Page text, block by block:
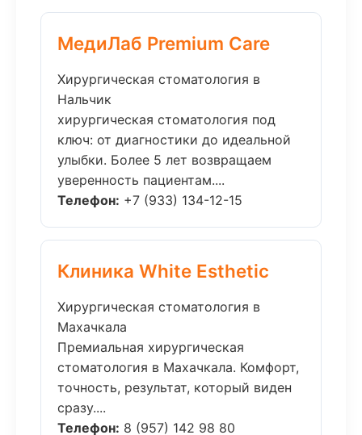
МедиЛаб Premium Care
Хирургическая стоматология в
Нальчик
хирургическая стоматология под
ключ: от диагностики до идеальной
улыбки. Более 5 лет возвращаем
уверенность пациентам....
Телефон: +7 (933) 134-12-15
Клиника White Esthetic
Хирургическая стоматология в
Махачкала
Премиальная хирургическая
стоматология в Махачкала. Комфорт,
точность, результат, который виден
сразу....
Телефон: 8 (957) 142 98 80